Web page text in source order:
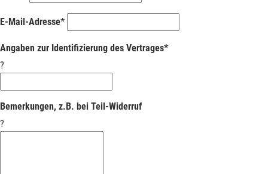
E-Mail-Adresse*
Angaben zur Identifizierung des Vertrages*
?
Bemerkungen, z.B. bei Teil-Widerruf
?